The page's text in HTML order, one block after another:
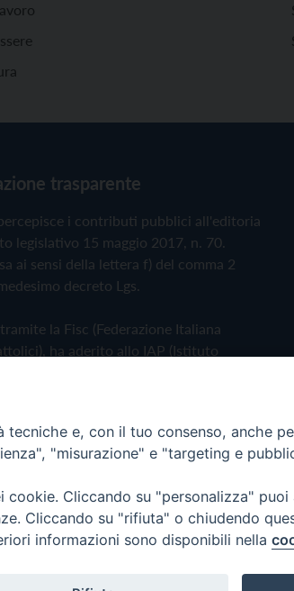
trasparente
i contributi pubblici all'editoria
legislativo 15 maggio 2017, n. 70.
ai sensi della lettera f) del comma 2
decreto Lgs.
la Fisc (Federazione Italiana
ha aderito allo IAP (Istituto
Cookie Policye, con il tuo consenso, anche
"misurazione" e "targeting e
Cliccando su "personalizza"
Cliccando su "rifiuta" o chiudendo
informazioni sono disponibili nella